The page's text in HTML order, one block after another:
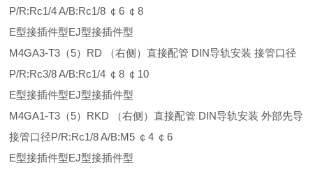
P/R:Rc1/4 A/B:Rc1/8 ￠6 ￠8
E型接插件型EJ型接插件型
M4GA3-T3（5）RD （右侧）直接配管 DIN导轨安装 接管口径
P/R:Rc3/8 A/B:Rc1/4 ￠8 ￠10
E型接插件型EJ型接插件型
M4GA1-T3（5）RKD （右侧）直接配管 DIN导轨安装 外部先导
接管口径P/R:Rc1/8 A/B:M5 ￠4 ￠6
E型接插件型EJ型接插件型